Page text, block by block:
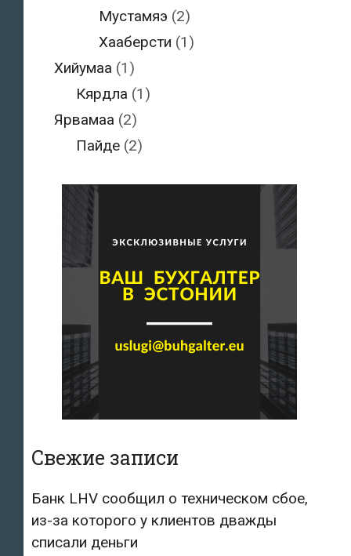
Мустамяэ (2)
Хааберсти (1)
Хийумаа (1)
Кярдла (1)
Ярвамаа (2)
Пайде (2)
Свежие записи
Банк LHV сообщил о техническом сбое,
из-за которого у клиентов дважды
списали деньги